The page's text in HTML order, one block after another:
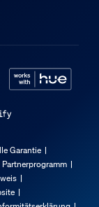
Garantie
Partnerprogramm